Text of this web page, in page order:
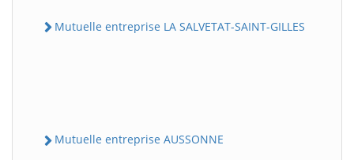
Mutuelle entreprise LA SALVETAT-SAINT-GILLES
Mutuelle entreprise AUSSONNE